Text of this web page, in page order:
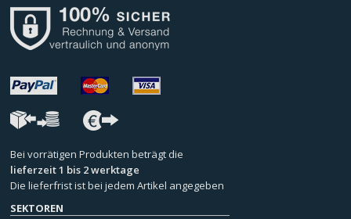
Bei vorrätigen Produkten beträgt die
lieferzeit 1 bis 2 werktage
Die lieferfrist ist bei jedem Artikel angegeben
SEKTOREN